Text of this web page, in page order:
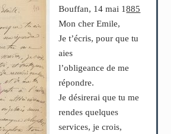
Bouffan, 14 mai 1885
Mon cher Emile,
Je t’écris, pour que tu
aies
l’obligeance de me
répondre.
Je désirerai que tu me
rendes quelques
services, je crois,